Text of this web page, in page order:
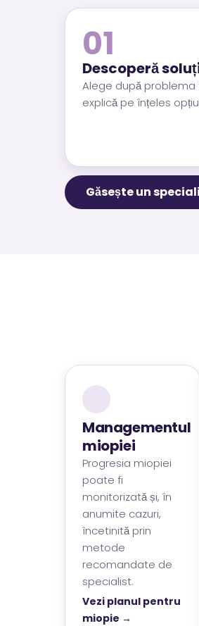
01
Descoperă
Alege după
explică pe înțeles
Găsește un
Managementul
miopiei
Progresia miopiei
poate fi
monitorizată și, în
anumite cazuri,
încetinită prin
metode
recomandate de
specialist.
Vezi planul pentru
miopie →